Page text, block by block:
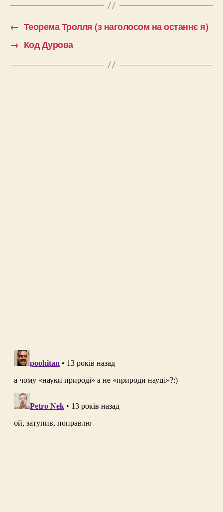
← Теорема Тролля (з наголосом на останнє я)
→ Код Дурова